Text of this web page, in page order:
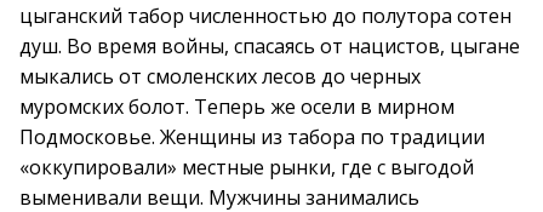
цыганский табор численностью до полутора сотен
душ. Во время войны, спасаясь от нацистов, цыгане
мыкались от смоленских лесов до черных
муромских болот. Теперь же осели в мирном
Подмосковье. Женщины из табора по традиции
«оккупировали» местные рынки, где с выгодой
выменивали вещи. Мужчины занимались